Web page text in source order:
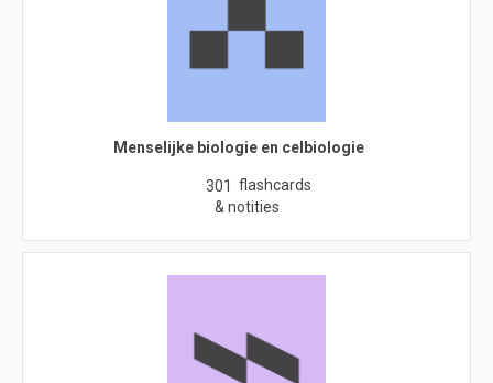
Menselijke biologie en celbiologie
301 flashcards
& notities